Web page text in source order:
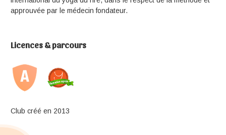
approuvée par le médecin fondateur.
Licences & parcours
Club créé en 2013